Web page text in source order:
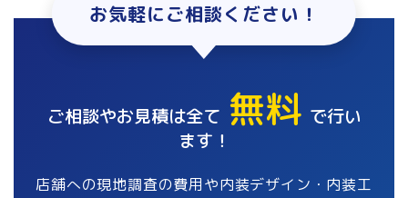
お気軽にご相談ください！
ご相談やお見積は全て 無料 で行い
ます！
店舗への現地調査の費用や内装デザイン・内装工